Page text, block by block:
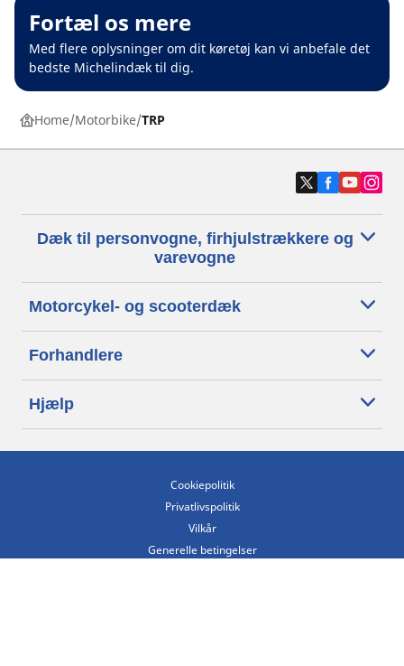
Fortæl os mere
Med flere oplysninger om dit køretøj kan vi anbefale det
bedste Michelindæk til dig.
Home Motorbike TRP
Dæk til personvogne, firhjulstrækkere og
varevogne
Motorcykel- og scooterdæk
Forhandlere
Hjælp
Cookiepolitik
Privatlivspolitik
Vilkår
Generelle betingelser